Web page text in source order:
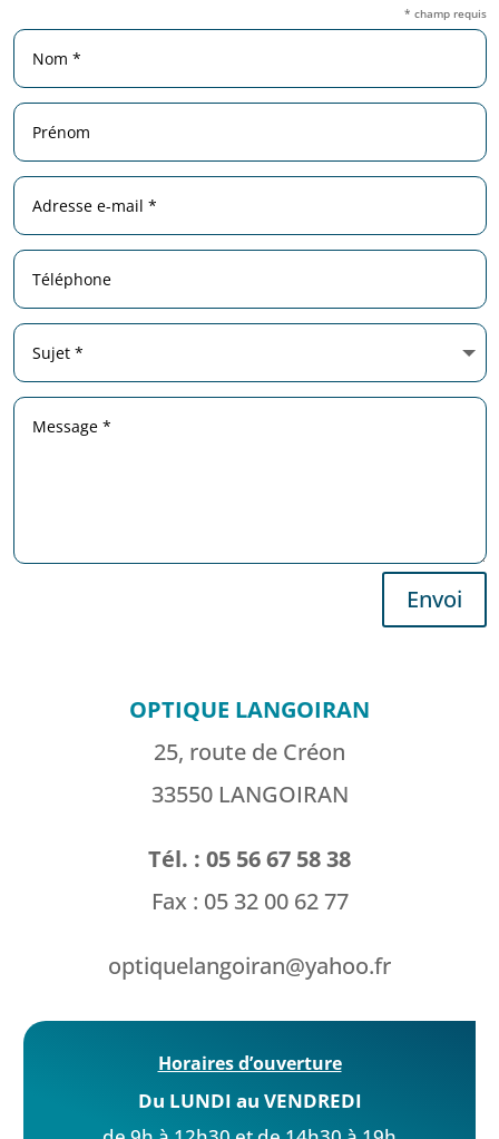
* champ requis
Envoi
OPTIQUE LANGOIRAN
25, route de Créon
33550 LANGOIRAN
Tél. : 05 56 67 58 38
Fax : 05 32 00 62 77
optiquelangoiran@yahoo.fr
Horaires d’ouverture
Du LUNDI au VENDREDI